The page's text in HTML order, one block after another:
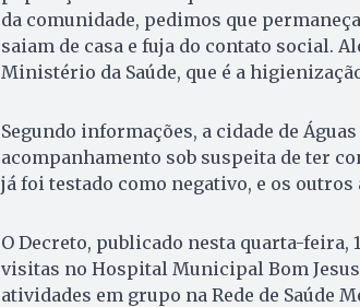
da comunidade, pedimos que
saiam de casa e fuja do contato social.
Ministério da Saúde, que é a
Segundo informações, a cidade de
acompanhamento sob suspeita de ter
já foi testado como negativo, e os
O Decreto, publicado nesta quarta-feira,
visitas no Hospital Municipal Bom
atividades em grupo na Rede de Saúde